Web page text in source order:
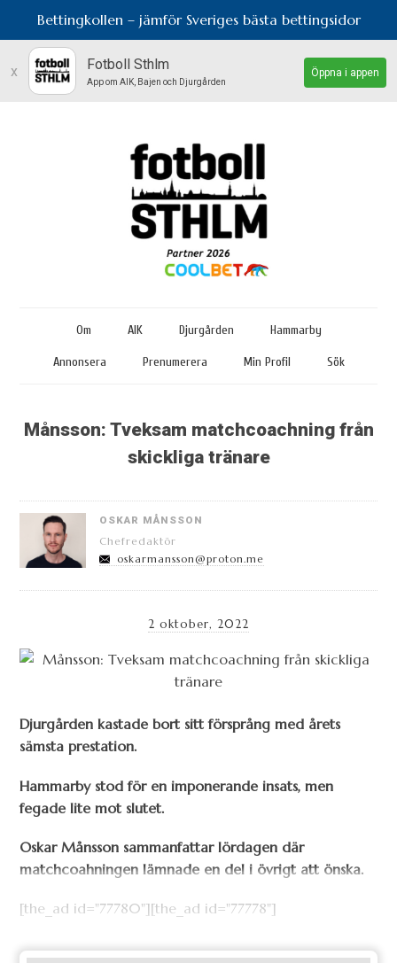
Bettingkollen – jämför Sveriges bästa bettingsidor
x Fotboll Sthlm
App om AIK, Bajen och Djurgården
Öppna i appen
Om AIK Djurgården Hammarby
Annonsera Prenumerera Min Profil Sök
Månsson: Tveksam matchcoachning från
skickliga tränare
OSKAR MÅNSSON
Chefredaktör
oskarmansson@proton.me
2 oktober, 2022
Djurgården kastade bort sitt försprång med årets
sämsta prestation.
Hammarby stod för en imponerande insats, men
fegade lite mot slutet.
Oskar Månsson sammanfattar lördagen där
matchcoahningen lämnade en del i övrigt att önska.
[the_ad id="77780"][the_ad id="77778"]